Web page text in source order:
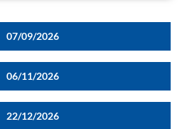
07/09/2026
06/11/2026
22/12/2026